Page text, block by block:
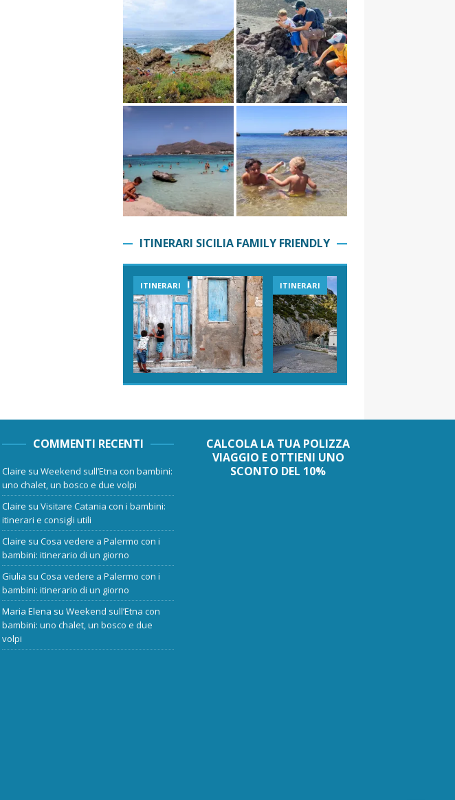
ITINERARI SICILIA FAMILY FRIENDLY
ITINERARI ITINERARI
COMMENTI RECENTI
Claire suWeekend sull’Etna con bambini:
uno chalet, un bosco e due volpi
Claire suVisitare Catania con i bambini:
itinerari e consigli utili
Claire suCosa vedere a Palermo con i
bambini: itinerario di un giorno
Giulia suCosa vedere a Palermo con i
bambini: itinerario di un giorno
Maria Elena suWeekend sull’Etna con
bambini: uno chalet, un bosco e due
volpi
CALCOLA LA TUA POLIZZA
VIAGGIO E OTTIENI UNO
SCONTO DEL 10%